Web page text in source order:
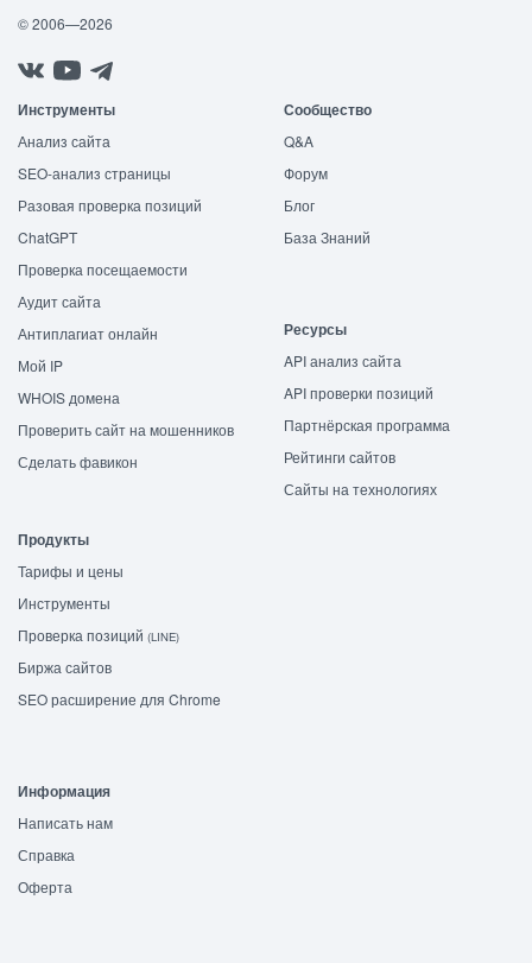
© 2006—2026
Инструменты
Анализ сайта
SEO-анализ страницы
Разовая проверка позиций
ChatGPT
Проверка посещаемости
Аудит сайта
Антиплагиат онлайн
Мой IP
WHOIS домена
Проверить сайт на мошенников
Сделать фавикон
Сообщество
Q&A
Форум
Блог
База Знаний
Ресурсы
API анализ сайта
API проверки позиций
Партнёрская программа
Рейтинги сайтов
Сайты на технологиях
Продукты
Тарифы и цены
Инструменты
Проверка позиций (LINE)
Биржа сайтов
SEO расширение для Chrome
Информация
Написать нам
Справка
Оферта